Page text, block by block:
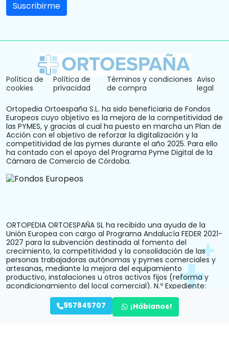
Política de
cookies
Política de
privacidad
Términos y condiciones
de compra
Aviso
legal
Ortopedia Ortoespaña S.L. ha sido beneficiaria de Fondos
Europeos cuyo objetivo es la mejora de la competitividad de
las PYMES, y gracias al cual ha puesto en marcha un Plan de
Acción con el objetivo de reforzar la digitalización y la
competitividad de las pymes durante el año 2025. Para ello
ha contado con el apoyo del Programa Pyme Digital de la
Cámara de Comercio de Córdoba.
ORTOPEDIA ORTOESPAÑA SL ha recibido una ayuda de la
Unión Europea con cargo al Programa Andalucía FEDER 2021-
2027 para la subvención destinada al fomento del
crecimiento, la competitividad y la consolidación de las
personas trabajadoras autónomas y pymes comerciales y
artesanas, mediante la mejora del equipamiento
productivo, instalaciones u otros activos fijos (reforma y
acondicionamiento del local comercial). N.º Expediente:
957845707 ¡Háblanos!